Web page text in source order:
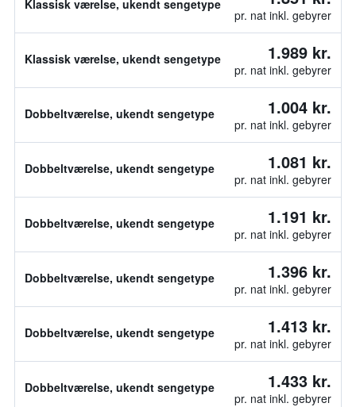
Klassisk værelse, ukendt sengetype
pr. nat inkl. gebyrer
Klassisk værelse, ukendt sengetype 1.989 kr.
pr. nat inkl. gebyrer
Dobbeltværelse, ukendt sengetype 1.004 kr.
pr. nat inkl. gebyrer
Dobbeltværelse, ukendt sengetype 1.081 kr.
pr. nat inkl. gebyrer
Dobbeltværelse, ukendt sengetype 1.191 kr.
pr. nat inkl. gebyrer
Dobbeltværelse, ukendt sengetype 1.396 kr.
pr. nat inkl. gebyrer
Dobbeltværelse, ukendt sengetype 1.413 kr.
pr. nat inkl. gebyrer
Dobbeltværelse, ukendt sengetype 1.433 kr.
pr. nat inkl. gebyrer